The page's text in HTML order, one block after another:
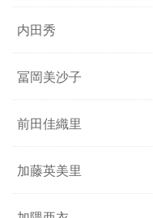
内田秀
冨岡美沙子
前田佳織里
加藤英美里